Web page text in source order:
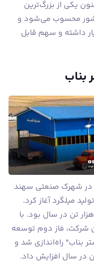
یکی از بزرگ‌ترین
کشور محسوب می‌شود و
داشته و سهم قابل
بناب
مجتمع فولاد ظفر تبریز در سال ۱۳۸۶ در شهرک صنعتی سهند
میلگرد آغاز کرد.
ظرفیت تولید اولیه این مجموعه ۲۰۰ هزار تن در سال بود. با
شرکت، فاز دوم توسعه
گستر بناب" راه‌اندازی شد و